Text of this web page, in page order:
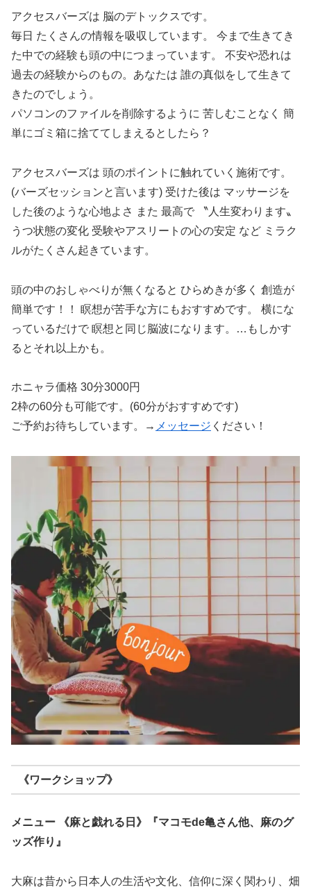
アクセスバーズは 脳のデトックスです。
毎日 たくさんの情報を吸収しています。 今まで生きてき
た中での経験も頭の中につまっています。 不安や恐れは
過去の経験からのもの。あなたは 誰の真似をして生きて
きたのでしょう。
パソコンのファイルを削除するように 苦しむことなく 簡
単にゴミ箱に捨ててしまえるとしたら？
アクセスバーズは 頭のポイントに触れていく施術です。
(バーズセッションと言います) 受けた後は マッサージを
した後のような心地よさ また 最高で 〝人生変わります〟
うつ状態の変化 受験やアスリートの心の安定 など ミラク
ルがたくさん起きています。
頭の中のおしゃべりが無くなると ひらめきが多く 創造が
簡単です！！ 瞑想が苦手な方にもおすすめです。 横にな
っているだけで 瞑想と同じ脳波になります。…もしかす
るとそれ以上かも。
ホニャラ価格 30分3000円
2枠の60分も可能です。(60分がおすすめです)
ご予約お待ちしています。→ メッセージ ください！
《ワークショップ》
メニュー 《麻と戯れる日》『マコモde亀さん他、麻のグ
ッズ作り』
大麻は昔から日本人の生活や文化、信仰に深く関わり、畑